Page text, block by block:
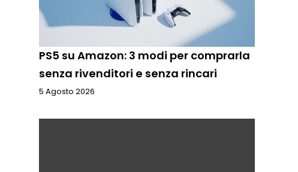
PS5 su Amazon: 3 modi per comprarla
senza rivenditori e senza rincari
5 Agosto 2026